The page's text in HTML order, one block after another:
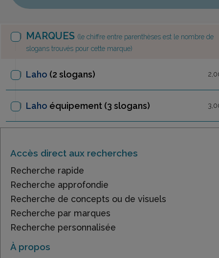
MARQUES (le chiffre entre parenthèses est le nombre de
slogans trouvés pour cette marque)
Laho (2 slogans)
Laho équipement (3 slogans)
Accès direct aux recherches
Recherche rapide
Recherche approfondie
Recherche de concepts ou de visuels
Recherche par marques
Recherche personnalisée
À propos